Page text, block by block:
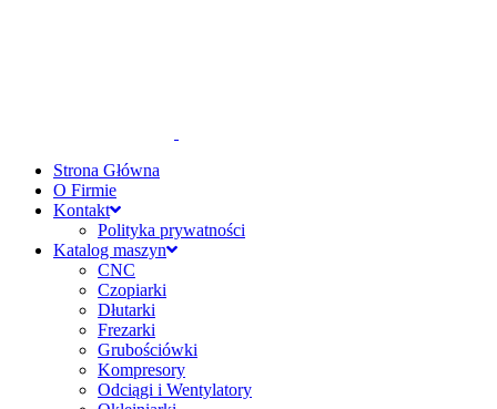
Strona Główna
O Firmie
Kontakt
Polityka prywatności
Katalog maszyn
CNC
Czopiarki
Dłutarki
Frezarki
Grubościówki
Kompresory
Odciągi i Wentylatory